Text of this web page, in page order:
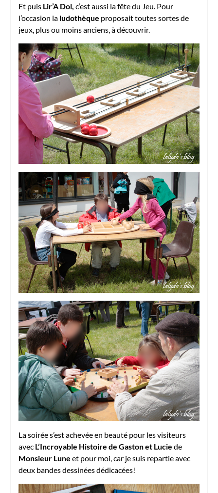
Et puis Lir’A Dol, c’est aussi la fête du Jeu. Pour
l’occasion la ludothèque proposait toutes sortes de
jeux, plus ou moins anciens, à découvrir.
La soirée s’est achevée en beauté pour les visiteurs
avec L’Incroyable Histoire de Gaston et Lucie de
Monsieur Lune et pour moi, car je suis repartie avec
deux bandes dessinées dédicacées!